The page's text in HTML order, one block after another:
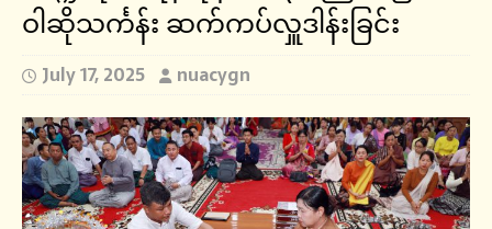
ဝါဆိုသင်္ကန်း ဆက်ကပ်လှူဒါန်းခြင်း
July 17, 2025 nuacygn